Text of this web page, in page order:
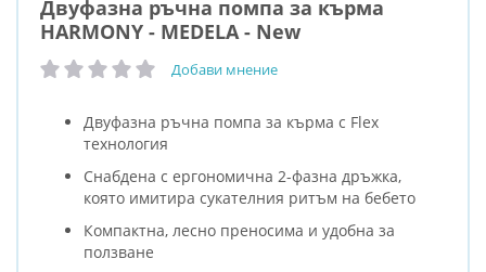
Двуфазна ръчна помпа за кърма
HARMONY - MEDELA - New
рейтинг: Добави мнение
Двуфазна ръчна помпа за кърма с Flex
технология
Снабдена с ергономична 2-фазна дръжка,
която имитира сукателния ритъм на бебето
Компактна, лесно преносима и удобна за
ползване